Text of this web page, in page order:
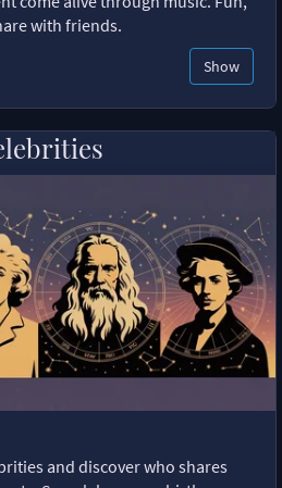
with friends.
Show
and discover who shares